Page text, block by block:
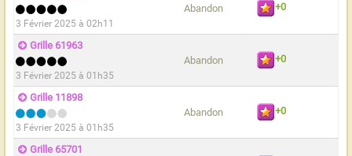
3 Février 2025 à 02h11
Abandon +0
Grille 61963
3 Février 2025 à 01h35
Abandon +0
Grille 11898
3 Février 2025 à 01h35
Abandon +0
Grille 65701